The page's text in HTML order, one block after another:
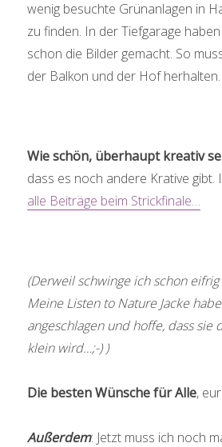
wenig besuchte Grünanlagen in
zu finden. In der Tiefgarage
schon die Bilder gemacht. So
der Balkon und der Hof
Wie schön, überhaupt kreativ
dass es noch andere Krative gibt.
alle Beiträge beim Strickfinale…
(Derweil schwinge ich schon
Meine Listen to Nature Jacke
angeschlagen und hoffe, dass sie
klein wird…;-) )
Die besten Wünsche für Alle,
Außerdem: Jetzt muss ich noch